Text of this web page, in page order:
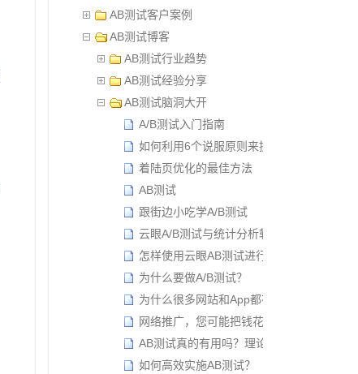
AB测试客户案例
AB测试博客
AB测试行业趋势
AB测试经验分享
AB测试脑洞大开
A/B测试入门指南
如何利用6个说服原则来提高转化率？
着陆页优化的最佳方法
AB测试
跟街边小吃学A/B测试
云眼A/B测试与统计分析软件的区别
怎样使用云眼AB测试进行灰度发布？
为什么要做A/B测试？
为什么很多网站和App都在拥抱AB测试？
网络推广，您可能把钱花错了地方！
AB测试真的有用吗？理论依据在哪里？
如何高效实施AB测试？